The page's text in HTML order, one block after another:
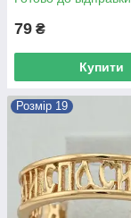
79 ₴
Купити
Розмір 19